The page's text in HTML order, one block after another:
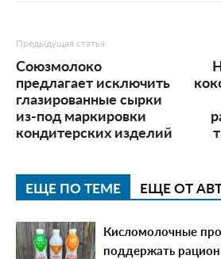
Предыдущая статья
Союзмолоко
предлагает исключить
глазированные сырки
из-под маркировки
кондитерских изделий
ЕЩЕ ПО ТЕМЕ ЕЩЕ ОТ
Кисломолочные
поддержать